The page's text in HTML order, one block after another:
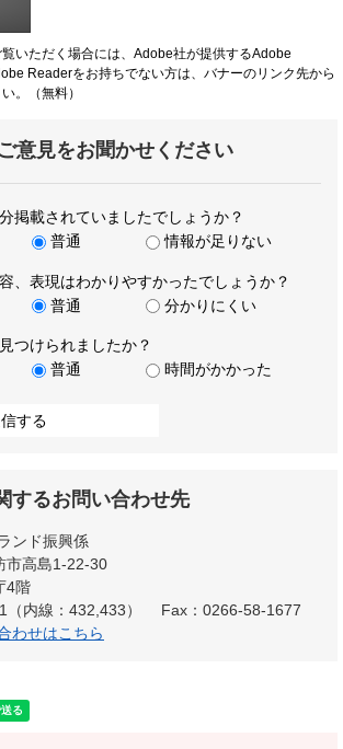
いただく場合には、Adobe社が提供するAdobe
Readerをお持ちでない方は、バナーのリンク先から
。（無料）
意見をお聞かせください
掲載されていましたでしょうか？
普通 情報が足りない
、表現はわかりやすかったでしょうか？
普通 分かりにくい
つけられましたか？
普通 時間がかかった
するお問い合わせ先
ンド振興係
市高島1-22-30
4階
内線：432,433）
Fax：0266-58-1677
わせはこちら